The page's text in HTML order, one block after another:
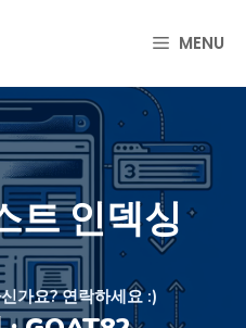
MENU
트 인덱싱
가요? 연락하세요 :)